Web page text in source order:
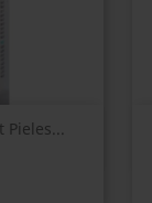
Pieles...